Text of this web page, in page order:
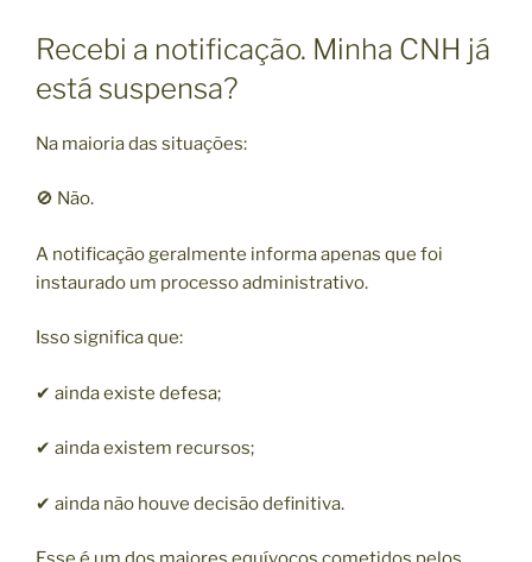
Recebi a notificação. Minha CNH já
está suspensa?
Na maioria das situações:
🚫 Não.
A notificação geralmente informa apenas que foi
instaurado um processo administrativo.
Isso significa que:
✔ ainda existe defesa;
✔ ainda existem recursos;
✔ ainda não houve decisão definitiva.